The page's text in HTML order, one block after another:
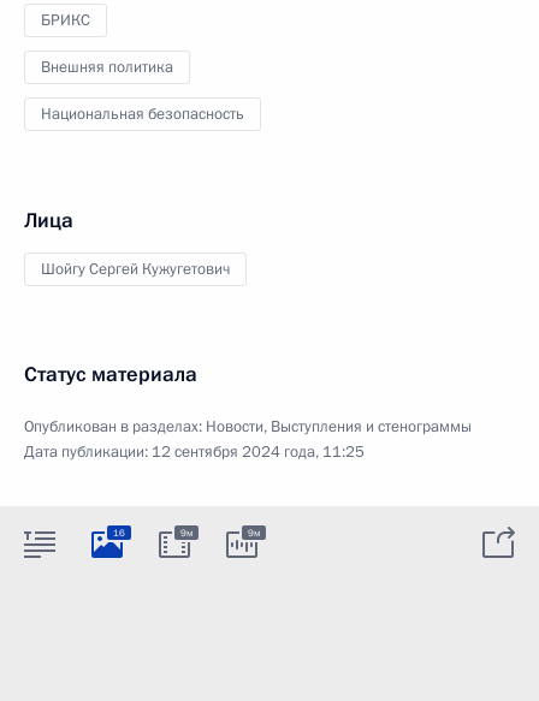
БРИКС
Внешняя политика
Национальная безопасность
Лица
Шойгу Сергей Кужугетович
Статус материала
Опубликован в разделах: Новости, Выступления и стенограммы
Дата публикации: 12 сентября 2024 года, 11:25
16 9м 9м